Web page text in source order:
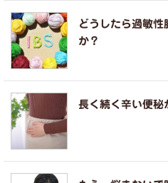
どうしたら過敏性
か？
長く続く辛い便秘